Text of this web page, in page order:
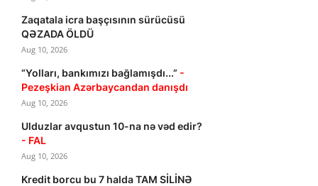
Zaqatala icra başçısının sürücüsü
QƏZADA ÖLDÜ
Aug 10, 2026
“Yolları, bankımızı bağlamışdı...” -
Pezeşkian Azərbaycandan danışdı
Aug 10, 2026
Ulduzlar avqustun 10-na nə vəd edir?
- FAL
Aug 10, 2026
Kredit borcu bu 7 halda TAM SİLİNƏ